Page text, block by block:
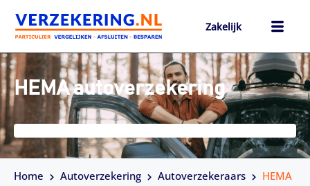
naar
inhoud
Zakelijk
HEMA autoverzekering
Home Autoverzekering Autoverzekeraars
HEMA